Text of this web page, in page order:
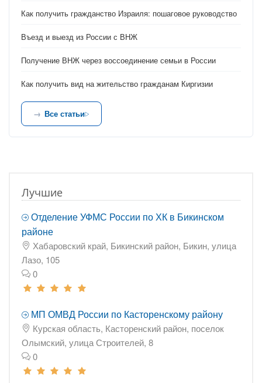
Как получить гражданство Израиля: пошаговое руководство
Въезд и выезд из России с ВНЖ
Получение ВНЖ через воссоединение семьи в России
Как получить вид на жительство гражданам Киргизии
Все статьи
Лучшие
Отделение УФМС России по ХК в Бикинском
районе
Хабаровский край, Бикинский район, Бикин, улица
Лазо, 105
0
МП ОМВД России по Касторенскому району
Курская область, Касторенский район, поселок
Олымский, улица Строителей, 8
0